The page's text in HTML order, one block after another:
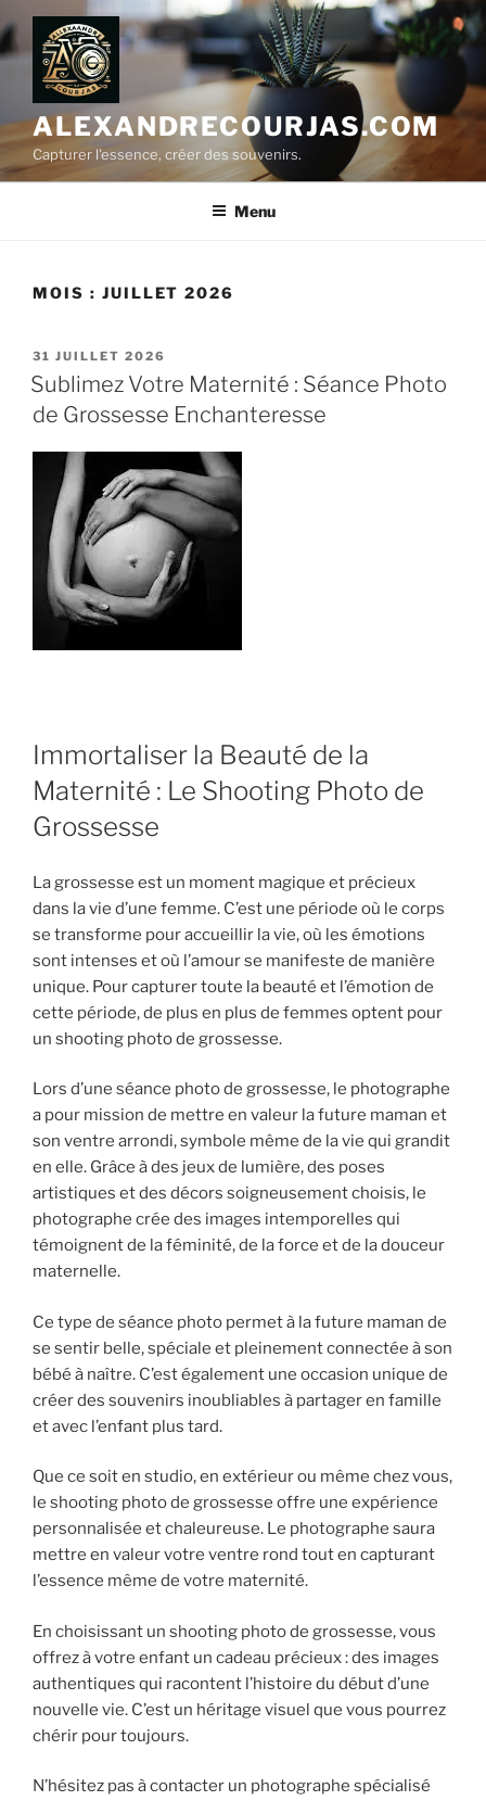
Aller
au
contenu
principal
ALEXANDRECOURJAS.COM
Capturer l'essence, créer des souvenirs.
Menu
MOIS : JUILLET 2026
PUBLIÉ
LE
31 JUILLET 2026
Sublimez Votre Maternité : Séance Photo
de Grossesse Enchanteresse
Immortaliser la Beauté de la
Maternité : Le Shooting Photo de
Grossesse
La grossesse est un moment magique et précieux
dans la vie d’une femme. C’est une période où le corps
se transforme pour accueillir la vie, où les émotions
sont intenses et où l’amour se manifeste de manière
unique. Pour capturer toute la beauté et l’émotion de
cette période, de plus en plus de femmes optent pour
un shooting photo de grossesse.
Lors d’une séance photo de grossesse, le photographe
a pour mission de mettre en valeur la future maman et
son ventre arrondi, symbole même de la vie qui grandit
en elle. Grâce à des jeux de lumière, des poses
artistiques et des décors soigneusement choisis, le
photographe crée des images intemporelles qui
témoignent de la féminité, de la force et de la douceur
maternelle.
Ce type de séance photo permet à la future maman de
se sentir belle, spéciale et pleinement connectée à son
bébé à naître. C’est également une occasion unique de
créer des souvenirs inoubliables à partager en famille
et avec l’enfant plus tard.
Que ce soit en studio, en extérieur ou même chez vous,
le shooting photo de grossesse offre une expérience
personnalisée et chaleureuse. Le photographe saura
mettre en valeur votre ventre rond tout en capturant
l’essence même de votre maternité.
En choisissant un shooting photo de grossesse, vous
offrez à votre enfant un cadeau précieux : des images
authentiques qui racontent l’histoire du début d’une
nouvelle vie. C’est un héritage visuel que vous pourrez
chérir pour toujours.
N’hésitez pas à contacter un photographe spécialisé